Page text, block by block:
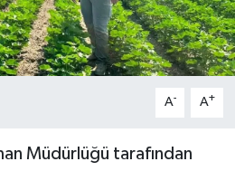
A- A+
Müdürlüğü tarafından